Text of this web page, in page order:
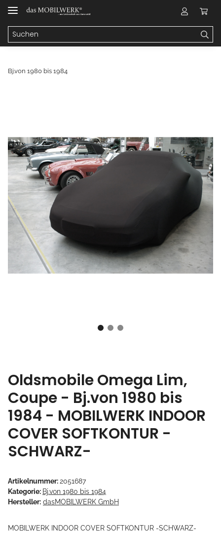
Bj.von 1980 bis 1984
Oldsmobile Omega Lim,
Coupe - Bj.von 1980 bis
1984 - MOBILWERK INDOOR
COVER SOFTKONTUR -
SCHWARZ-
Artikelnummer:2051687
Kategorie: Bj.von 1980 bis 1984
Hersteller: dasMOBILWERK GmbH
MOBILWERK INDOOR COVER SOFTKONTUR -SCHWARZ-